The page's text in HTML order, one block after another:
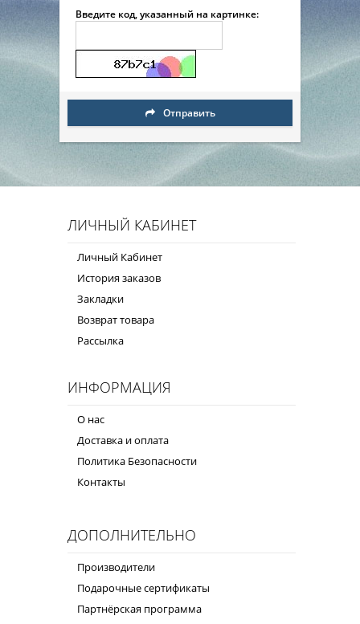
Введите код, указанный на картинке:
Отправить
ЛИЧНЫЙ КАБИНЕТ
Личный Кабинет
История заказов
Закладки
Возврат товара
Рассылка
ИНФОРМАЦИЯ
О нас
Доставка и оплата
Политика Безопасности
Контакты
ДОПОЛНИТЕЛЬНО
Производители
Подарочные сертификаты
Партнёрская программа